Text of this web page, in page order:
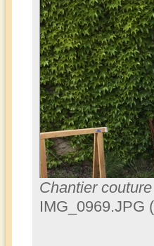
Chantier
IMG_0969.JPG